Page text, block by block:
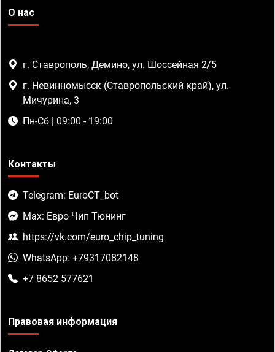
О нас
г. Ставрополь, Демино, ул. Шоссейная 2/5
г. Невинномысск (Ставропольский край), ул.
Мичурина, 3
Пн-Сб | 09:00 - 19:00
Контакты
Telegram: EuroCT_bot
Max: Евро Чип Тюнинг
https://vk.com/euro_chip_tuning
WhatsApp: +79317082148
+7 8652 577621
Правовая информация